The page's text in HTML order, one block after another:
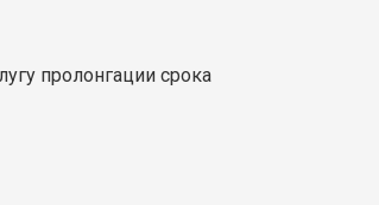
пролонгации срока